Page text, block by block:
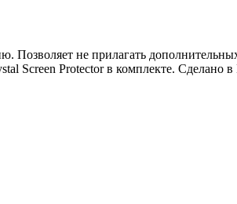
Позволяет не прилагать
Screen Protector в комплекте. Сделано в